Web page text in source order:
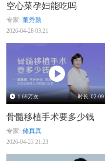
空心菜孕妇能吃吗
专家:董秀勋
2026-04-28 03:21
1.69万次 时长 02:09
骨髓移植手术要多少钱
专家:储真真
2026-04-23 21:23